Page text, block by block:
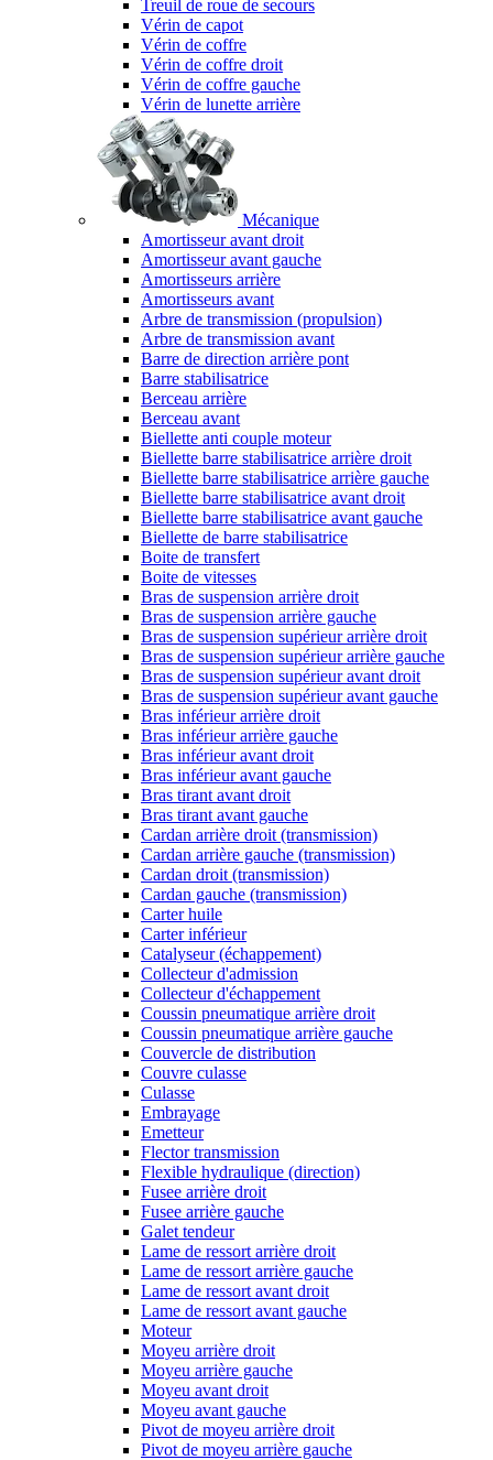
Treuil de roue de secours
Vérin de capot
Vérin de coffre
Vérin de coffre droit
Vérin de coffre gauche
Vérin de lunette arrière
Mécanique
Amortisseur avant droit
Amortisseur avant gauche
Amortisseurs arrière
Amortisseurs avant
Arbre de transmission (propulsion)
Arbre de transmission avant
Barre de direction arrière pont
Barre stabilisatrice
Berceau arrière
Berceau avant
Biellette anti couple moteur
Biellette barre stabilisatrice arrière droit
Biellette barre stabilisatrice arrière gauche
Biellette barre stabilisatrice avant droit
Biellette barre stabilisatrice avant gauche
Biellette de barre stabilisatrice
Boite de transfert
Boite de vitesses
Bras de suspension arrière droit
Bras de suspension arrière gauche
Bras de suspension supérieur arrière droit
Bras de suspension supérieur arrière gauche
Bras de suspension supérieur avant droit
Bras de suspension supérieur avant gauche
Bras inférieur arrière droit
Bras inférieur arrière gauche
Bras inférieur avant droit
Bras inférieur avant gauche
Bras tirant avant droit
Bras tirant avant gauche
Cardan arrière droit (transmission)
Cardan arrière gauche (transmission)
Cardan droit (transmission)
Cardan gauche (transmission)
Carter huile
Carter inférieur
Catalyseur (échappement)
Collecteur d'admission
Collecteur d'échappement
Coussin pneumatique arrière droit
Coussin pneumatique arrière gauche
Couvercle de distribution
Couvre culasse
Culasse
Embrayage
Emetteur
Flector transmission
Flexible hydraulique (direction)
Fusee arrière droit
Fusee arrière gauche
Galet tendeur
Lame de ressort arrière droit
Lame de ressort arrière gauche
Lame de ressort avant droit
Lame de ressort avant gauche
Moteur
Moyeu arrière droit
Moyeu arrière gauche
Moyeu avant droit
Moyeu avant gauche
Pivot de moyeu arrière droit
Pivot de moyeu arrière gauche